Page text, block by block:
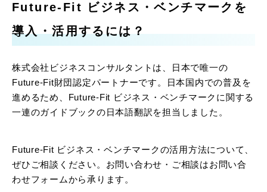
Future-Fit ビジネス・ベンチマークを
導入・活用するには？
株式会社ビジネスコンサルタントは、日本で唯一の
Future-Fit財団認定パートナーです。日本国内での普及を
進めるため、Future-Fit ビジネス・ベンチマークに関する
一連のガイドブックの日本語翻訳を担当しました。
Future-Fit ビジネス・ベンチマークの活用方法について、
ぜひご相談ください。お問い合わせ・ご相談はお問い合
わせフォームから承ります。